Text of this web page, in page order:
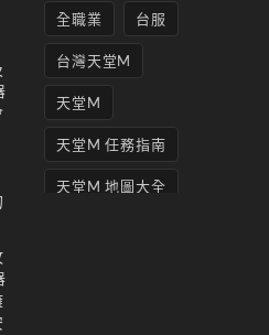
全職業 台服
台灣天堂M
天堂M
天堂M 任務指南
天堂M 地圖大全